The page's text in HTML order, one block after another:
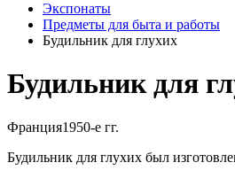
Экспонаты
Предметы для быта и работы
Будильник для глухих
Будильник для
Франция1950-е гг.
Будильник для глухих был